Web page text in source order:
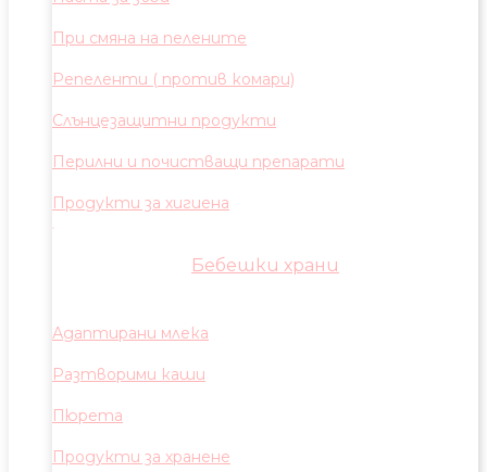
При смяна на пелените
Репеленти ( против комари)
Слънцезащитни продукти
Перилни и почистващи препарати
Продукти за хигиена
Бебешки храни
Адаптирани млека
Разтворими каши
Пюрета
Продукти за хранене